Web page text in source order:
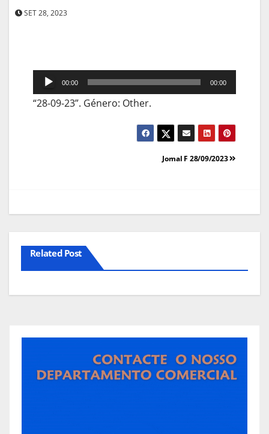
SET 28, 2023
Reprodutor
de
00:00 00:00
“28-09-23”. Género: Other.
Jornal F 28/09/2023
Related Post